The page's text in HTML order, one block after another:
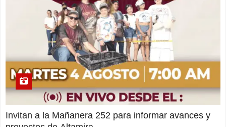
Invitan a la Mañanera 252 para informar avances y